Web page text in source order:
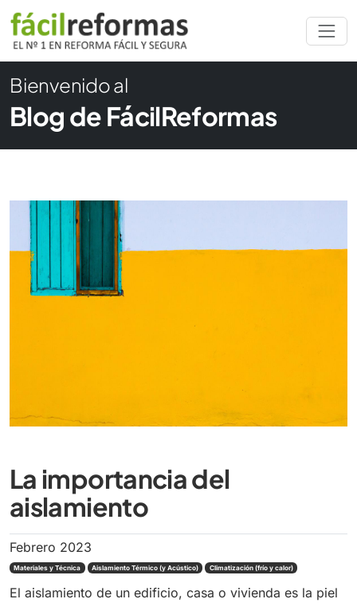
Bienvenido al
Blog de FácilReformas
La importancia del
aislamiento
Febrero 2023
Materiales y Técnica Aislamiento Térmico (y Acústico) Climatización (frío y calor)
El aislamiento de un edificio, casa o vivienda es la piel